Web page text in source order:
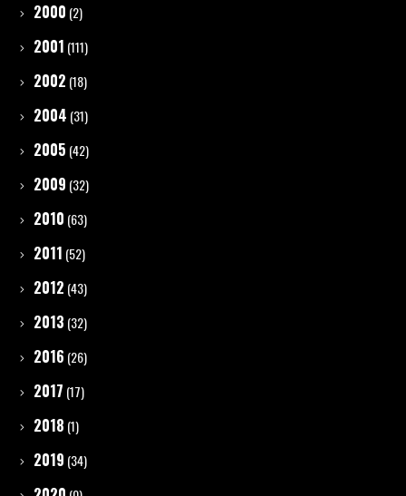
2000 (2)
2001 (111)
2002 (18)
2004 (31)
2005 (42)
2009 (32)
2010 (63)
2011 (52)
2012 (43)
2013 (32)
2016 (26)
2017 (17)
2018 (1)
2019 (34)